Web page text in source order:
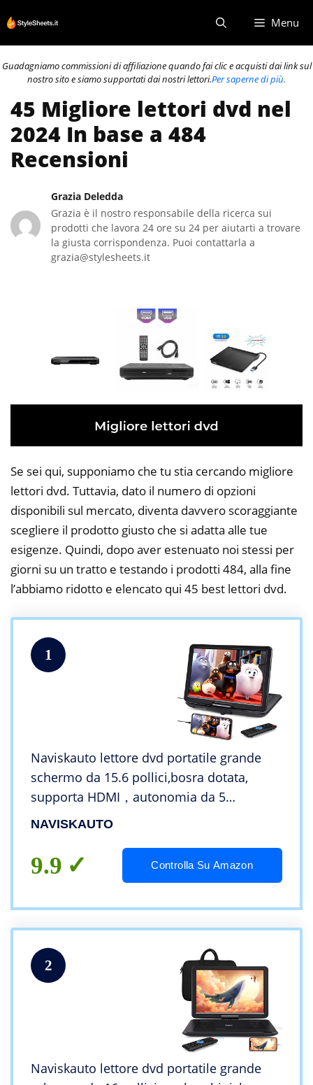
al
contenuto
Menu
Guadagniamo commissioni di affiliazione quando fai clic e acquisti dai link sul
nostro sito e siamo supportati dai nostri lettori.Per saperne di più.
45 Migliore lettori dvd nel
2024 In base a 484
Recensioni
Grazia Deledda
Grazia è il nostro responsabile della ricerca sui
prodotti che lavora 24 ore su 24 per aiutarti a trovare
la giusta corrispondenza. Puoi contattarla a
grazia@stylesheets.it
Se sei qui, supponiamo che tu stia cercando migliore
lettori dvd. Tuttavia, dato il numero di opzioni
disponibili sul mercato, diventa davvero scoraggiante
scegliere il prodotto giusto che si adatta alle tue
esigenze. Quindi, dopo aver estenuato noi stessi per
giorni su un tratto e testando i prodotti 484, alla fine
l’abbiamo ridotto e elencato qui 45 best lettori dvd.
1
Naviskauto lettore dvd portatile grande
schermo da 15.6 pollici,bosra dotata,
supporta HDMI，autonomia da 5
ore,USB/1080P/ TF/AV IN/OUT/region
NAVISKAUTO
9.9 Controlla Su Amazon
2
Naviskauto lettore dvd portatile grande